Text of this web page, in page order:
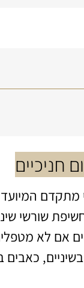
חניכיים
מתקדם
שורשי
אם לא